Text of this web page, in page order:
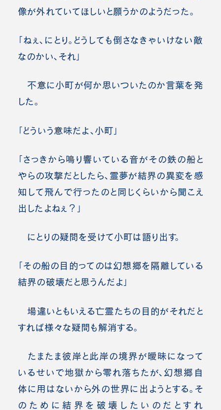
像が外れていてほしいと願うかのようだった。
「ねぇ、にとり。どうしても倒さなきゃいけない敵
なのかい、それ」
不意に小町が何か思いついたのか言葉を発
した。
「どういう意味だよ、小町」
「さっきから鳴り響いている音がその鉄の船と
やらの攻撃だとしたら、霊夢が結界の異変を感
知して飛んで行ったのと同じくらいから聞こえ
出したよねぇ？」
にとりの疑問を受けて小町は語り出す。
「その船の目的ってのは幻想郷を隔離している
結界の破壊だと思うんだよ」
場違いともいえる亡霊たちの目的がそれだと
すれば様々な疑問も解消する。
たまたま彼岸と此岸の境界が曖昧になって
いるせいで地獄から零れ落ちたが、幻想郷自
体に用はないから外の世界に出ようとする。そ
のために結界を破壊したいのだとすれ